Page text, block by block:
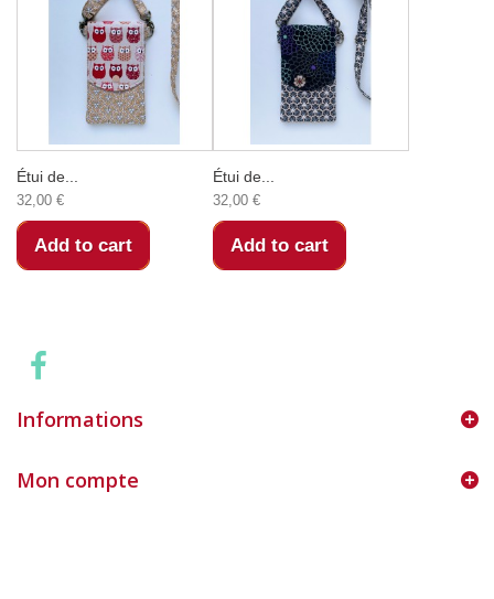
Étui de...
32,00 €
Add to cart
Étui de...
32,00 €
Add to cart
Informations
Mon compte